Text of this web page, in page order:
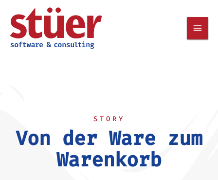
Inhalt
springen
STORY
Von der Ware zum
Warenkorb